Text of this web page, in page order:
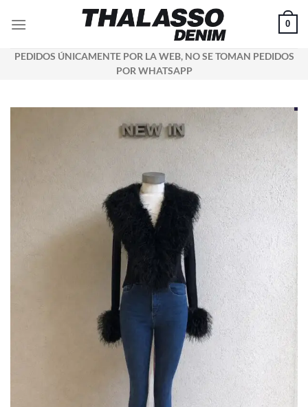
0
PEDIDOS ÚNICAMENTE POR LA WEB, NO SE TOMAN PEDIDOS
POR WHATSAPP